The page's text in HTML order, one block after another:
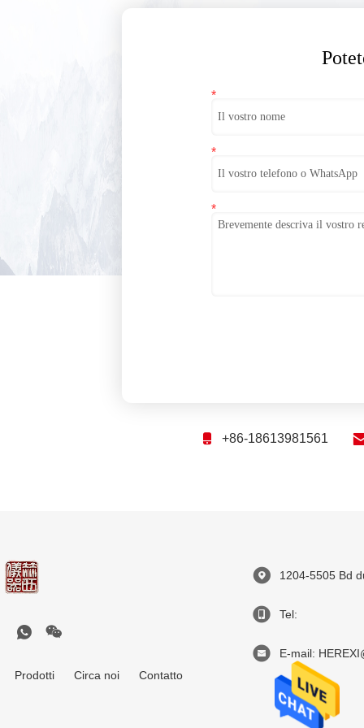
*
*
*
+86-18613981561
Prodotti Circa noi Contatto
1204-5505 Bd
Tel:
E-mail: